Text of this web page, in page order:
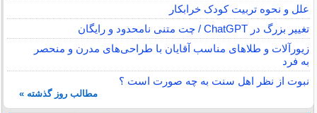
علل و نحوه تربیت کودک خرابکار
تغییر بزرگ در ChatGPT / چت متنی نامحدود و رایگان
زیورآلات و طلاهای مناسب آقایان با طراحی‌های مدرن و منحصر
به فرد
نبوت از نظر اهل سنت به چه صورت است ؟
مطالب روز گذشته »